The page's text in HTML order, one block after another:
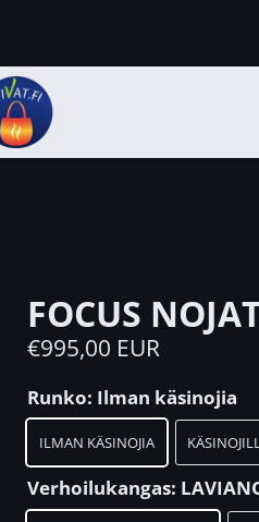
FOCUS
€995,00 EUR
Runko: Ilman käsinojia
ILMAN KÄSINOJIA
Verhoilukangas: